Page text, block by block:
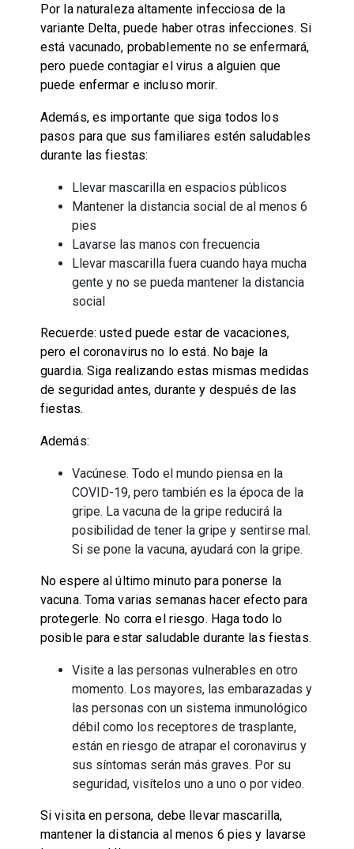
Por la naturaleza altamente infecciosa de la
variante Delta, puede haber otras infecciones. Si
está vacunado, probablemente no se enfermará,
pero puede contagiar el virus a alguien que
puede enfermar e incluso morir.
Además, es importante que siga todos los
pasos para que sus familiares estén saludables
durante las fiestas:
Llevar mascarilla en espacios públicos
Mantener la distancia social de al menos 6
pies
Lavarse las manos con frecuencia
Llevar mascarilla fuera cuando haya mucha
gente y no se pueda mantener la distancia
social
Recuerde: usted puede estar de vacaciones,
pero el coronavirus no lo está. No baje la
guardia. Siga realizando estas mismas medidas
de seguridad antes, durante y después de las
fiestas.
Además:
Vacúnese. Todo el mundo piensa en la
COVID-19, pero también es la época de la
gripe. La vacuna de la gripe reducirá la
posibilidad de tener la gripe y sentirse mal.
Si se pone la vacuna, ayudará con la gripe.
No espere al último minuto para ponerse la
vacuna. Toma varias semanas hacer efecto para
protegerle. No corra el riesgo. Haga todo lo
posible para estar saludable durante las fiestas.
Visite a las personas vulnerables en otro
momento. Los mayores, las embarazadas y
las personas con un sistema inmunológico
débil como los receptores de trasplante,
están en riesgo de atrapar el coronavirus y
sus síntomas serán más graves. Por su
seguridad, visítelos uno a uno o por video.
Si visita en persona, debe llevar mascarilla,
mantener la distancia al menos 6 pies y lavarse